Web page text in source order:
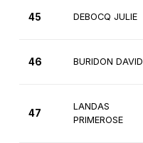
45 DEBOCQ JULIE
46 BURIDON DAVID
47
LANDAS
PRIMEROSE